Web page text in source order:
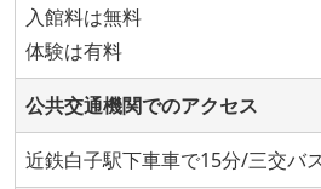
入館料は無料
体験は有料
公共交通機関でのアクセス
近鉄白子駅下車車で15分/三交バ